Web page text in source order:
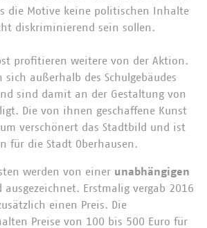
die Motive keine politischen Inhalte
diskriminierend sein sollen.
profitieren weitere von der Aktion.
sich außerhalb des Schulgebäudes
sind damit an der Gestaltung von
Die von ihnen geschaffene Kunst
verschönert das Stadtbild und ist
für die Stadt Oberhausen.
werden von einer unabhängigen
ausgezeichnet. Erstmalig vergab 2016
einen Preis. Die
Preise von 100 bis 500 Euro für